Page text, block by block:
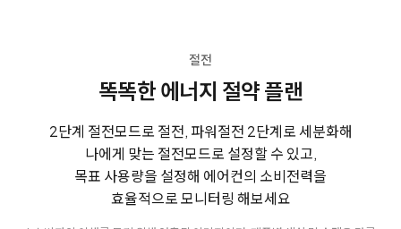
절전
똑똑한 에너지 절약 플랜
2단계 절전모드로 절전, 파워절전 2단계로 세분화해
나에게 맞는 절전모드로 설정할 수 있고,
목표 사용량을 설정해 에어컨의 소비전력을
효율적으로 모니터링 해보세요